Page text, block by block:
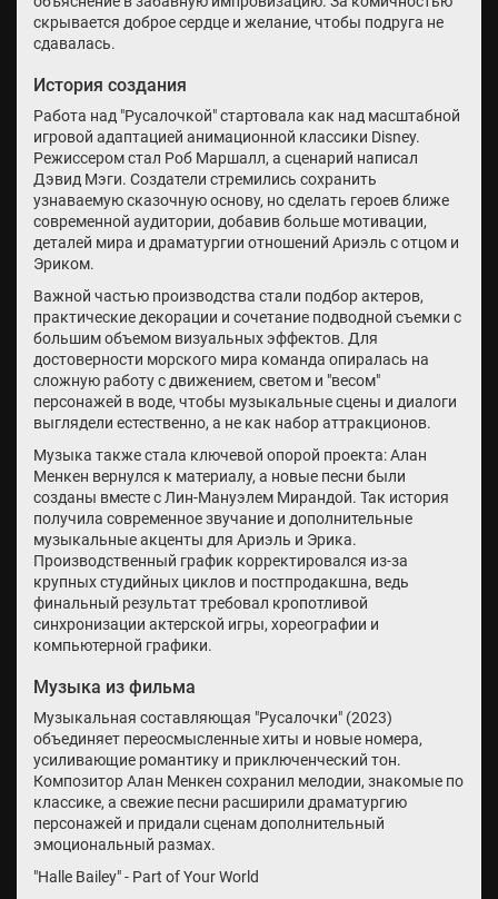
скрывается доброе сердце и желание, чтобы подруга не
сдавалась.
История создания
Работа над "Русалочкой" стартовала как над масштабной
игровой адаптацией анимационной классики Disney.
Режиссером стал Роб Маршалл, а сценарий написал
Дэвид Мэги. Создатели стремились сохранить
узнаваемую сказочную основу, но сделать героев ближе
современной аудитории, добавив больше мотивации,
деталей мира и драматургии отношений Ариэль с отцом и
Эриком.
Важной частью производства стали подбор актеров,
практические декорации и сочетание подводной съемки с
большим объемом визуальных эффектов. Для
достоверности морского мира команда опиралась на
сложную работу с движением, светом и "весом"
персонажей в воде, чтобы музыкальные сцены и диалоги
выглядели естественно, а не как набор аттракционов.
Музыка также стала ключевой опорой проекта: Алан
Менкен вернулся к материалу, а новые песни были
созданы вместе с Лин-Мануэлем Мирандой. Так история
получила современное звучание и дополнительные
музыкальные акценты для Ариэль и Эрика.
Производственный график корректировался из-за
крупных студийных циклов и постпродакшна, ведь
финальный результат требовал кропотливой
синхронизации актерской игры, хореографии и
компьютерной графики.
Музыка из фильма
Музыкальная составляющая "Русалочки" (2023)
объединяет переосмысленные хиты и новые номера,
усиливающие романтику и приключенческий тон.
Композитор Алан Менкен сохранил мелодии, знакомые по
классике, а свежие песни расширили драматургию
персонажей и придали сценам дополнительный
эмоциональный размах.
"Halle Bailey" - Part of Your World